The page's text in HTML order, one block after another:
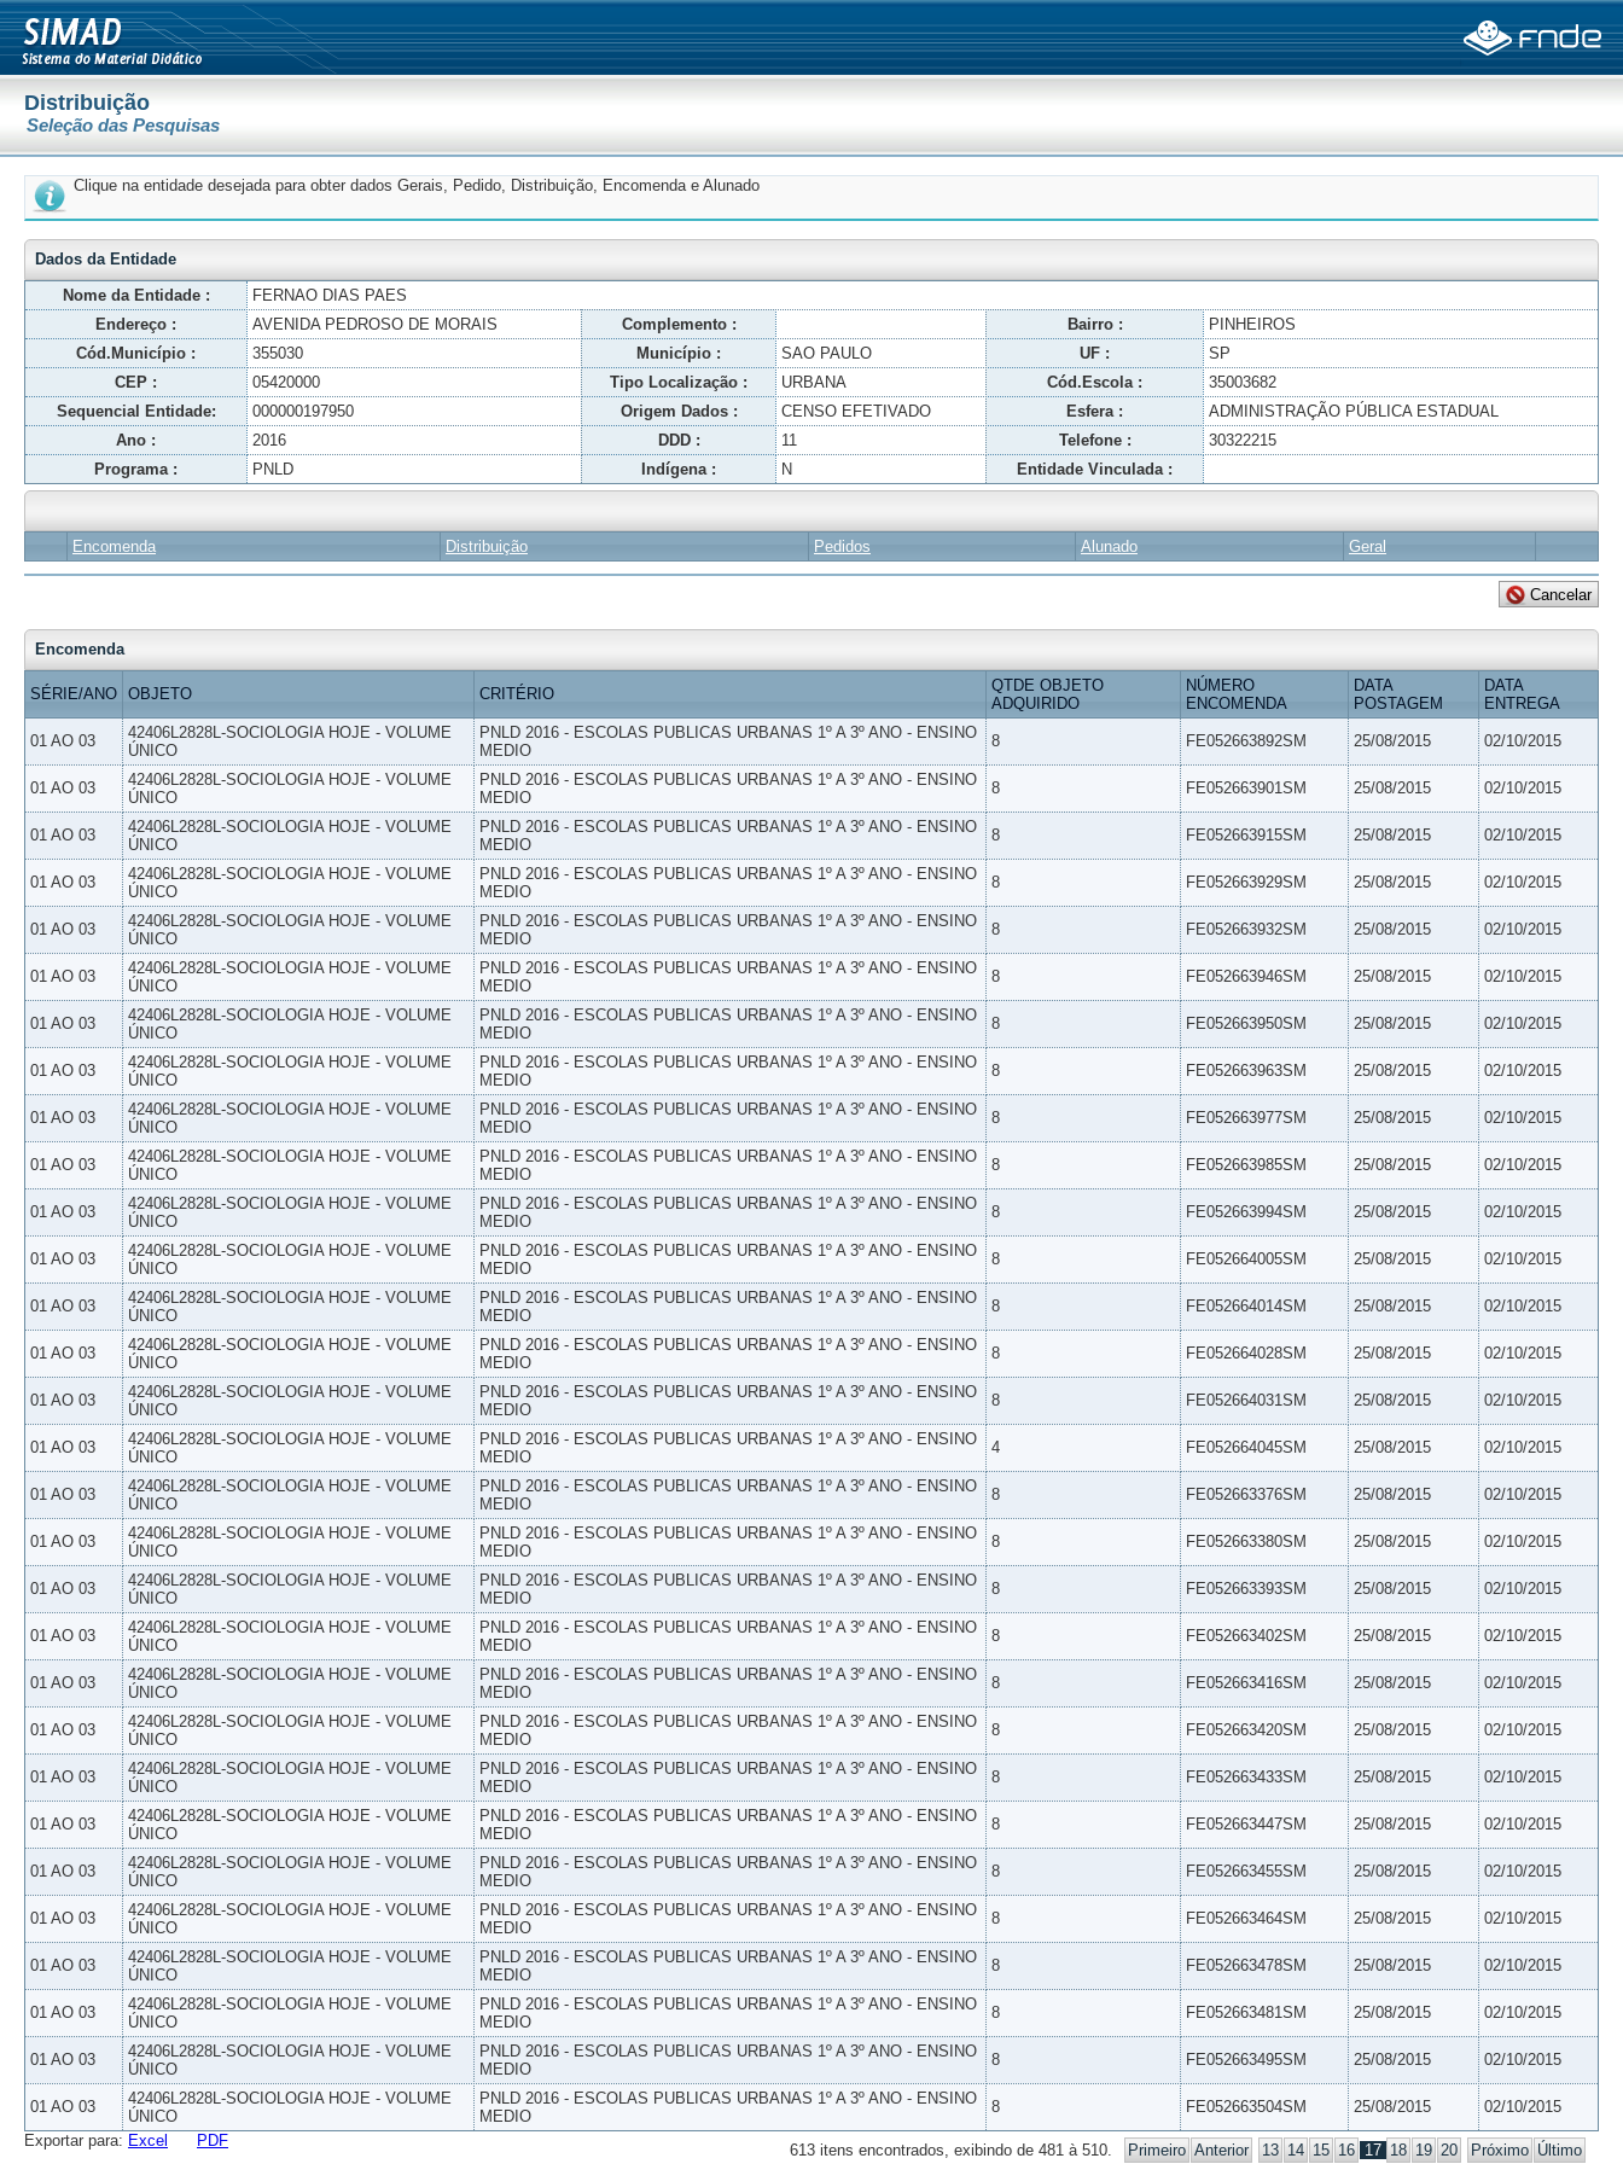
Distribuição
Seleção das Pesquisas
Clique na entidade desejada para obter dados Gerais, Pedido, Distribuição, Encomenda e Alunado
Dados da Entidade
Nome da Entidade :
FERNAO DIAS PAES
Endereço :
AVENIDA PEDROSO DE MORAIS Complemento : Bairro :
PINHEIROS
Cód.Município :
355030 Município : SAO PAULO UF :
SP
CEP :
05420000 Tipo Localização : URBANA Cód.Escola :
35003682
Sequencial Entidade:
000000197950 Origem Dados : CENSO EFETIVADO Esfera :
ADMINISTRAÇÃO PÚBLICA ESTADUAL
Ano :
2016 DDD : 11 Telefone :
30322215
Programa :
PNLD Indígena : N Entidade Vinculada :
Encomenda Distribuição Pedidos Alunado Geral
Encomenda
SÉRIE/ANO OBJETO CRITÉRIO
QTDE OBJETO
ADQUIRIDO
NÚMERO
ENCOMENDA
DATA
POSTAGEM
DATA
ENTREGA
01 AO 03
42406L2828L-SOCIOLOGIA HOJE - VOLUME
ÚNICO
PNLD 2016 - ESCOLAS PUBLICAS URBANAS 1º A 3º ANO - ENSINO
MEDIO
8 FE052663892SM 25/08/2015 02/10/2015
01 AO 03
42406L2828L-SOCIOLOGIA HOJE - VOLUME
ÚNICO
PNLD 2016 - ESCOLAS PUBLICAS URBANAS 1º A 3º ANO - ENSINO
MEDIO
8 FE052663901SM 25/08/2015 02/10/2015
01 AO 03
42406L2828L-SOCIOLOGIA HOJE - VOLUME
ÚNICO
PNLD 2016 - ESCOLAS PUBLICAS URBANAS 1º A 3º ANO - ENSINO
MEDIO
8 FE052663915SM 25/08/2015 02/10/2015
01 AO 03
42406L2828L-SOCIOLOGIA HOJE - VOLUME
ÚNICO
PNLD 2016 - ESCOLAS PUBLICAS URBANAS 1º A 3º ANO - ENSINO
MEDIO
8 FE052663929SM 25/08/2015 02/10/2015
01 AO 03
42406L2828L-SOCIOLOGIA HOJE - VOLUME
ÚNICO
PNLD 2016 - ESCOLAS PUBLICAS URBANAS 1º A 3º ANO - ENSINO
MEDIO
8 FE052663932SM 25/08/2015 02/10/2015
01 AO 03
42406L2828L-SOCIOLOGIA HOJE - VOLUME
ÚNICO
PNLD 2016 - ESCOLAS PUBLICAS URBANAS 1º A 3º ANO - ENSINO
MEDIO
8 FE052663946SM 25/08/2015 02/10/2015
01 AO 03
42406L2828L-SOCIOLOGIA HOJE - VOLUME
ÚNICO
PNLD 2016 - ESCOLAS PUBLICAS URBANAS 1º A 3º ANO - ENSINO
MEDIO
8 FE052663950SM 25/08/2015 02/10/2015
01 AO 03
42406L2828L-SOCIOLOGIA HOJE - VOLUME
ÚNICO
PNLD 2016 - ESCOLAS PUBLICAS URBANAS 1º A 3º ANO - ENSINO
MEDIO
8 FE052663963SM 25/08/2015 02/10/2015
01 AO 03
42406L2828L-SOCIOLOGIA HOJE - VOLUME
ÚNICO
PNLD 2016 - ESCOLAS PUBLICAS URBANAS 1º A 3º ANO - ENSINO
MEDIO
8 FE052663977SM 25/08/2015 02/10/2015
01 AO 03
42406L2828L-SOCIOLOGIA HOJE - VOLUME
ÚNICO
PNLD 2016 - ESCOLAS PUBLICAS URBANAS 1º A 3º ANO - ENSINO
MEDIO
8 FE052663985SM 25/08/2015 02/10/2015
01 AO 03
42406L2828L-SOCIOLOGIA HOJE - VOLUME
ÚNICO
PNLD 2016 - ESCOLAS PUBLICAS URBANAS 1º A 3º ANO - ENSINO
MEDIO
8 FE052663994SM 25/08/2015 02/10/2015
01 AO 03
42406L2828L-SOCIOLOGIA HOJE - VOLUME
ÚNICO
PNLD 2016 - ESCOLAS PUBLICAS URBANAS 1º A 3º ANO - ENSINO
MEDIO
8 FE052664005SM 25/08/2015 02/10/2015
01 AO 03
42406L2828L-SOCIOLOGIA HOJE - VOLUME
ÚNICO
PNLD 2016 - ESCOLAS PUBLICAS URBANAS 1º A 3º ANO - ENSINO
MEDIO
8 FE052664014SM 25/08/2015 02/10/2015
01 AO 03
42406L2828L-SOCIOLOGIA HOJE - VOLUME
ÚNICO
PNLD 2016 - ESCOLAS PUBLICAS URBANAS 1º A 3º ANO - ENSINO
MEDIO
8 FE052664028SM 25/08/2015 02/10/2015
01 AO 03
42406L2828L-SOCIOLOGIA HOJE - VOLUME
ÚNICO
PNLD 2016 - ESCOLAS PUBLICAS URBANAS 1º A 3º ANO - ENSINO
MEDIO
8 FE052664031SM 25/08/2015 02/10/2015
01 AO 03
42406L2828L-SOCIOLOGIA HOJE - VOLUME
ÚNICO
PNLD 2016 - ESCOLAS PUBLICAS URBANAS 1º A 3º ANO - ENSINO
MEDIO
4 FE052664045SM 25/08/2015 02/10/2015
01 AO 03
42406L2828L-SOCIOLOGIA HOJE - VOLUME
ÚNICO
PNLD 2016 - ESCOLAS PUBLICAS URBANAS 1º A 3º ANO - ENSINO
MEDIO
8 FE052663376SM 25/08/2015 02/10/2015
01 AO 03
42406L2828L-SOCIOLOGIA HOJE - VOLUME
ÚNICO
PNLD 2016 - ESCOLAS PUBLICAS URBANAS 1º A 3º ANO - ENSINO
MEDIO
8 FE052663380SM 25/08/2015 02/10/2015
01 AO 03
42406L2828L-SOCIOLOGIA HOJE - VOLUME
ÚNICO
PNLD 2016 - ESCOLAS PUBLICAS URBANAS 1º A 3º ANO - ENSINO
MEDIO
8 FE052663393SM 25/08/2015 02/10/2015
01 AO 03
42406L2828L-SOCIOLOGIA HOJE - VOLUME
ÚNICO
PNLD 2016 - ESCOLAS PUBLICAS URBANAS 1º A 3º ANO - ENSINO
MEDIO
8 FE052663402SM 25/08/2015 02/10/2015
01 AO 03
42406L2828L-SOCIOLOGIA HOJE - VOLUME
ÚNICO
PNLD 2016 - ESCOLAS PUBLICAS URBANAS 1º A 3º ANO - ENSINO
MEDIO
8 FE052663416SM 25/08/2015 02/10/2015
01 AO 03
42406L2828L-SOCIOLOGIA HOJE - VOLUME
ÚNICO
PNLD 2016 - ESCOLAS PUBLICAS URBANAS 1º A 3º ANO - ENSINO
MEDIO
8 FE052663420SM 25/08/2015 02/10/2015
01 AO 03
42406L2828L-SOCIOLOGIA HOJE - VOLUME
ÚNICO
PNLD 2016 - ESCOLAS PUBLICAS URBANAS 1º A 3º ANO - ENSINO
MEDIO
8 FE052663433SM 25/08/2015 02/10/2015
01 AO 03
42406L2828L-SOCIOLOGIA HOJE - VOLUME
ÚNICO
PNLD 2016 - ESCOLAS PUBLICAS URBANAS 1º A 3º ANO - ENSINO
MEDIO
8 FE052663447SM 25/08/2015 02/10/2015
01 AO 03
42406L2828L-SOCIOLOGIA HOJE - VOLUME
ÚNICO
PNLD 2016 - ESCOLAS PUBLICAS URBANAS 1º A 3º ANO - ENSINO
MEDIO
8 FE052663455SM 25/08/2015 02/10/2015
01 AO 03
42406L2828L-SOCIOLOGIA HOJE - VOLUME
ÚNICO
PNLD 2016 - ESCOLAS PUBLICAS URBANAS 1º A 3º ANO - ENSINO
MEDIO
8 FE052663464SM 25/08/2015 02/10/2015
01 AO 03
42406L2828L-SOCIOLOGIA HOJE - VOLUME
ÚNICO
PNLD 2016 - ESCOLAS PUBLICAS URBANAS 1º A 3º ANO - ENSINO
MEDIO
8 FE052663478SM 25/08/2015 02/10/2015
01 AO 03
42406L2828L-SOCIOLOGIA HOJE - VOLUME
ÚNICO
PNLD 2016 - ESCOLAS PUBLICAS URBANAS 1º A 3º ANO - ENSINO
MEDIO
8 FE052663481SM 25/08/2015 02/10/2015
01 AO 03
42406L2828L-SOCIOLOGIA HOJE - VOLUME
ÚNICO
PNLD 2016 - ESCOLAS PUBLICAS URBANAS 1º A 3º ANO - ENSINO
MEDIO
8 FE052663495SM 25/08/2015 02/10/2015
01 AO 03
42406L2828L-SOCIOLOGIA HOJE - VOLUME
ÚNICO
PNLD 2016 - ESCOLAS PUBLICAS URBANAS 1º A 3º ANO - ENSINO
MEDIO
8 FE052663504SM 25/08/2015 02/10/2015
613 itens encontrados, exibindo de 481 à 510. Primeiro Anterior 13 14 15 16 17 18 19 20 Próximo Último
Exportar para: Excel PDF